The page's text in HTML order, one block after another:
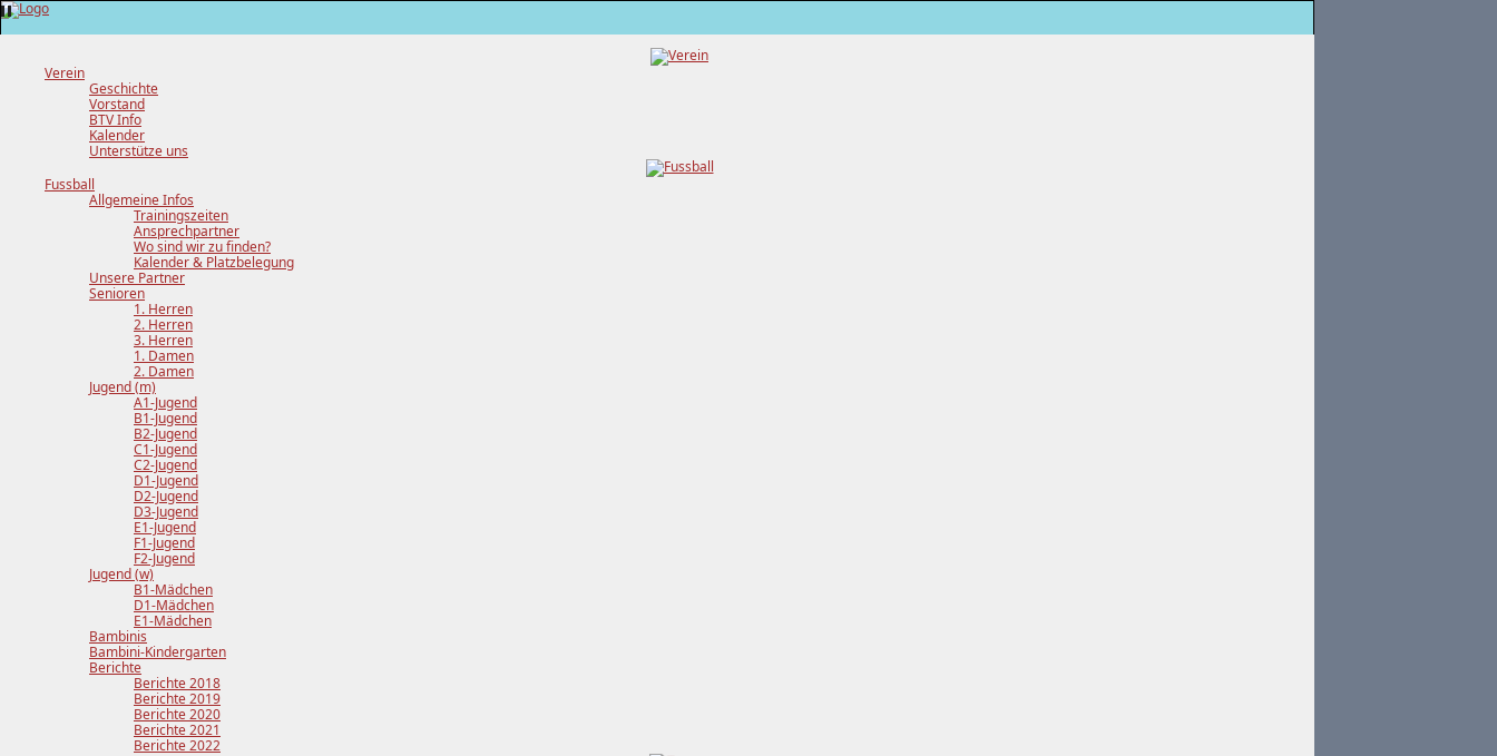
Verein
Geschichte
Vorstand
BTV Info
Kalender
Unterstütze uns
Fussball
Allgemeine Infos
Trainingszeiten
Ansprechpartner
Wo sind wir zu finden?
Kalender & Platzbelegung
Unsere Partner
Senioren
1. Herren
2. Herren
3. Herren
1. Damen
2. Damen
Jugend (m)
A1-Jugend
B1-Jugend
B2-Jugend
C1-Jugend
C2-Jugend
D1-Jugend
D2-Jugend
D3-Jugend
E1-Jugend
F1-Jugend
F2-Jugend
Jugend (w)
B1-Mädchen
D1-Mädchen
E1-Mädchen
Bambinis
Bambini-Kindergarten
Berichte
Berichte 2018
Berichte 2019
Berichte 2020
Berichte 2021
Berichte 2022